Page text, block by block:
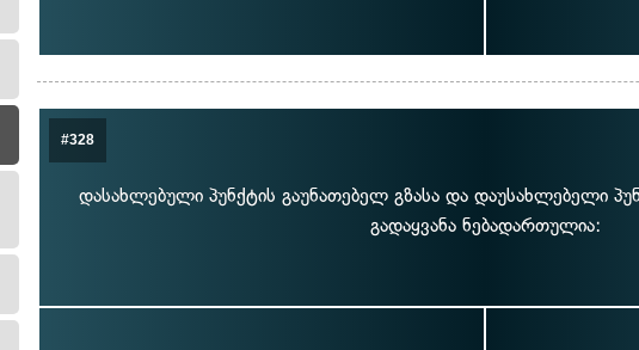
#328
დასახლებული პუნქტის გაუნათებელ გზასა და დაუსახლებელი
გადაყვანა ნებადართულია: